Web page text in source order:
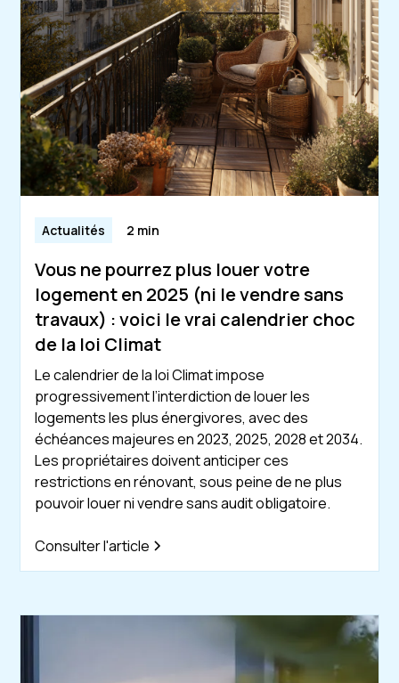
Actualités 2 min
Vous ne pourrez plus louer votre
logement en 2025 (ni le vendre sans
travaux) : voici le vrai calendrier choc
de la loi Climat
Le calendrier de la loi Climat impose
progressivement l’interdiction de louer les
logements les plus énergivores, avec des
échéances majeures en 2023, 2025, 2028 et 2034.
Les propriétaires doivent anticiper ces
restrictions en rénovant, sous peine de ne plus
pouvoir louer ni vendre sans audit obligatoire.
Consulter l'article